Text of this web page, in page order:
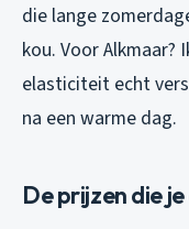
die lange
kou. Voor Alkmaar?
elasticiteit echt
na een warme dag.
De prijzen die